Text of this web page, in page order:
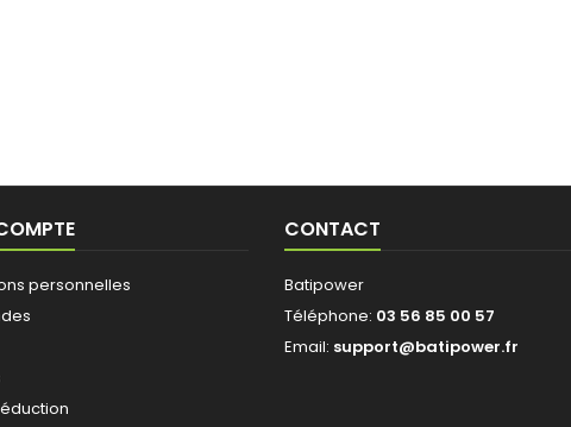
personnelles
CONTACT
Batipower
Téléphone: 03 56 85 00 57
Email: support@batipower.fr